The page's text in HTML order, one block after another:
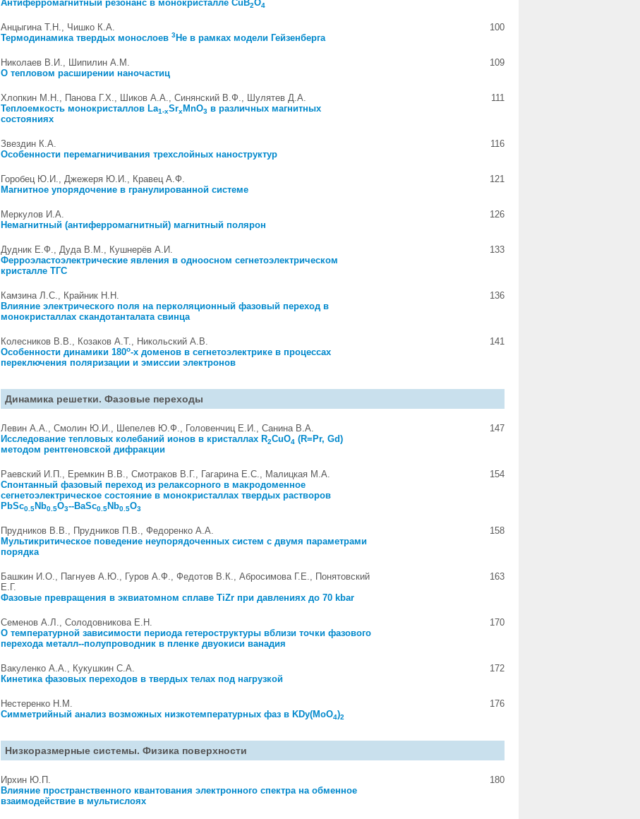
Антиферромагнитный резонанс в монокристалле CuB2O4
Анцыгина Т.Н., Чишко К.А.
Термодинамика твердых монослоев3He в рамках модели Гейзенберга
100
Николаев В.И., Шипилин А.М.
О тепловом расширении наночастиц
109
Хлопкин М.Н., Панова Г.Х., Шиков А.А., Синянский В.Ф., Шулятев Д.А.
Теплоемкость монокристаллов La1-xSrxMnO3 в различных магнитных
состояниях
111
Звездин К.А.
Особенности перемагничивания трехслойных наноструктур
116
Горобец Ю.И., Джежеря Ю.И., Кравец А.Ф.
Магнитное упорядочение в гранулированной системе
121
Меркулов И.А.
Немагнитный (антиферромагнитный) магнитный полярон
126
Дудник Е.Ф., Дуда В.М., Кушнерёв А.И.
Ферроэластоэлектрические явления в одноосном сегнетоэлектрическом
кристалле ТГС
133
Камзина Л.С., Крайник Н.Н.
Влияние электрического поля на перколяционный фазовый переход в
монокристаллах скандотанталата свинца
136
Колесников В.В., Козаков А.Т., Никольский А.В.
Особенности динамики 180o-х доменов в сегнетоэлектрике в процессах
переключения поляризации и эмиссии электронов
141
Динамика решетки. Фазовые переходы
Левин А.А., Смолин Ю.И., Шепелев Ю.Ф., Головенчиц Е.И., Санина В.А.
Исследование тепловых колебаний ионов в кристаллах R2CuO4 (R=Pr, Gd)
методом рентгеновской дифракции
147
Раевский И.П., Еремкин В.В., Смотраков В.Г., Гагарина Е.С., Малицкая М.А.
Спонтанный фазовый переход из релаксорного в макродоменное
сегнетоэлектрическое состояние в монокристаллах твердых растворов
PbSc0.5Nb0.5O3--BaSc0.5Nb0.5O3
154
Прудников В.В., Прудников П.В., Федоренко А.А.
Мультикритическое поведение неупорядоченных систем с двумя параметрами
порядка
158
Башкин И.О., Пагнуев А.Ю., Гуров А.Ф., Федотов В.К., Абросимова Г.Е., Понятовский
Е.Г.
Фазовые превращения в эквиатомном сплаве TiZr при давлениях до 70 kbar
163
Семенов А.Л., Солодовникова Е.Н.
О температурной зависимости периода гетероструктуры вблизи точки фазового
перехода металл--полупроводник в пленке двуокиси ванадия
170
Вакуленко А.А., Кукушкин С.А.
Кинетика фазовых переходов в твердых телах под нагрузкой
172
Нестеренко Н.М.
Симметрийный анализ возможных низкотемпературных фаз в KDy(MoO4)2
176
Низкоразмерные системы. Физика поверхности
Ирхин Ю.П.
Влияние пространственного квантования электронного спектра на обменное
взаимодействие в мультислоях
180